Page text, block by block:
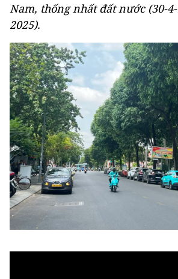
Nam, thống nhất đất nước (30-4-
2025).